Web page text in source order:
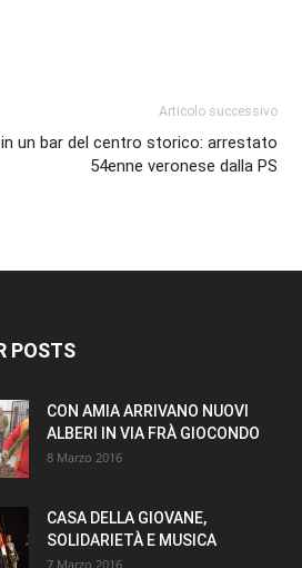
Articolo successivo
un bar del centro storico: arrestato
54enne veronese dalla PS
POSTS
CON AMIA ARRIVANO NUOVI
ALBERI IN VIA FRÀ GIOCONDO
8 Marzo 2016
CASA DELLA GIOVANE,
SOLIDARIETÀ E MUSICA
7 Marzo 2016